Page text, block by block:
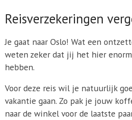
Reisverzekeringen
Je gaat naar Oslo! Wat een
weten zeker dat jij het hier
hebben.
Voor deze reis wil je natuurlijk
vakantie gaan. Zo pak je jouw
naar de winkel voor de laatste